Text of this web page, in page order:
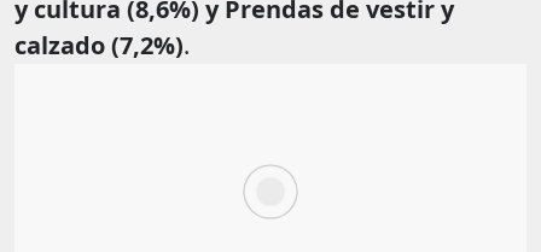
y cultura (8,6%) y Prendas de vestir y
calzado (7,2%).